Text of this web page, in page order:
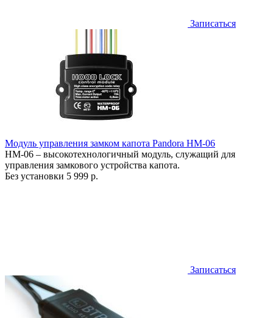
Записаться
Модуль управления замком капота Pandora HM-06
HM-06 – высокотехнологичный модуль, служащий для
управления замкового устройства капота.
Без установки 5 999 р.
Записаться